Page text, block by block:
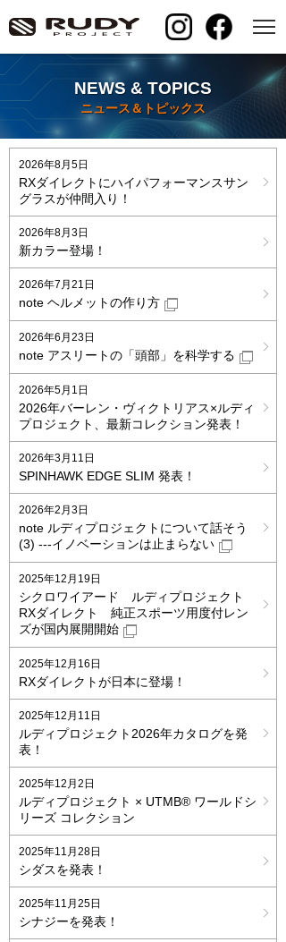
NEWS & TOPICS
ニュース＆トピックス
2026年8月5日
RXダイレクトにハイパフォーマンスサン
グラスが仲間入り！
2026年8月3日
新カラー登場！
2026年7月21日
note ヘルメットの作り方
2026年6月23日
note アスリートの「頭部」を科学する
2026年5月1日
2026年バーレン・ヴィクトリアス×ルディ
プロジェクト、最新コレクション発表！
2026年3月11日
SPINHAWK EDGE SLIM 発表！
2026年2月3日
note ルディプロジェクトについて話そう
(3) ‐‐‐イノベーションは止まらない
2025年12月19日
シクロワイアード ルディプロジェクト
RXダイレクト 純正スポーツ用度付レン
ズが国内展開開始
2025年12月16日
RXダイレクトが日本に登場！
2025年12月11日
ルディプロジェクト2026年カタログを発
表！
2025年12月2日
ルディプロジェクト × UTMB® ワールドシ
リーズ コレクション
2025年11月28日
シダスを発表！
2025年11月25日
シナジーを発表！